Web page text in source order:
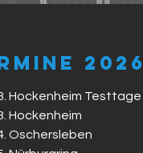
2026
Hockenheim Testtage
Hockenheim
Oschersleben